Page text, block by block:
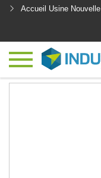
Accueil Usine Nouvelle